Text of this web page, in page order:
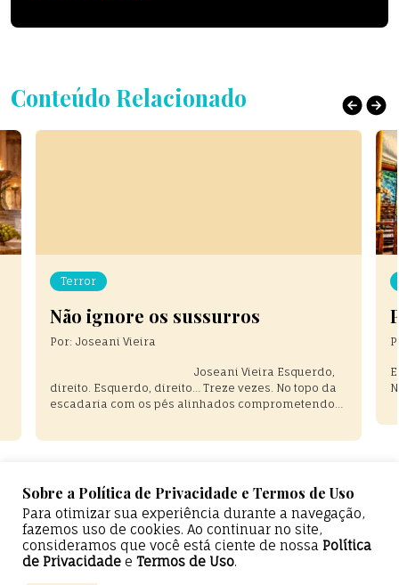
Conteúdo Relacionado
Crônicas
Paronomásia
Por: Graziela Giusti Pachane
Em tempos de crise, Nossa Senhora Desatadora de
Nós, Rogai por nós. .
Sobre a Política de Privacidade e Termos de Uso
Para otimizar sua experiência durante a navegação,
fazemos uso de cookies. Ao continuar no site,
consideramos que você está ciente de nossa Política
de Privacidade e Termos de Uso.